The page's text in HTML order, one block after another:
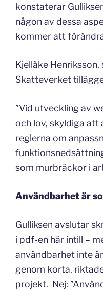
konstaterar
någon av dessa
kommer att
Kjellåke
Skatteverket
”Vid utveckling av
och lov, skyldiga att
reglerna om
som murbräckor i
Användbarhet är
Gulliksen avslutar
i pdf-en här intill –
användbarhet inte
genom korta,
projekt. Nej: